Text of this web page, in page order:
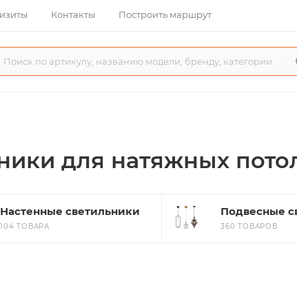
Контакты Построить маршрут
для натяжных
Настенные светильники
104 ТОВАРА
Подвесные
360 ТОВАРОВ